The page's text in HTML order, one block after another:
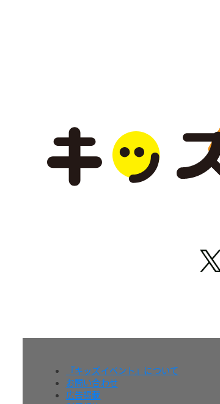
『キッズイベント』について
お問い合わせ
広告掲載